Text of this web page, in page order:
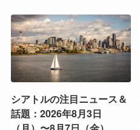
シアトルの注目ニュース＆
話題：2026年8月3日